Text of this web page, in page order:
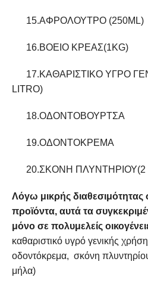
15.ΑΦΡΟΛΟΥΤΡΟ (250ML)
16.ΒΟΕΙΟ ΚΡΕΑΣ(1KG)
17.ΚΑΘΑΡΙΣΤΙΚΟ ΥΓΡΟ
LITRO)
18.ΟΔΟΝΤΟΒΟΥΡΤΣΑ
19.ΟΔΟΝΤΟΚΡΕΜΑ
20.ΣΚΟΝΗ ΠΛΥΝΤΗΡΙΟΥ(2
Λόγω μικρής
προϊόντα, αυτά τα
μόνο σε πολυμελείς
καθαριστικό υγρό γενικής
οδοντόκρεμα, σκόνη
μήλα)